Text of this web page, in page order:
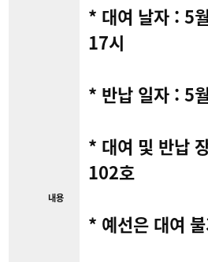
내용
* 대여 날자 : 5
17시
* 반납 일자 : 5
* 대여 및 반납
102호
* 예선은 대여